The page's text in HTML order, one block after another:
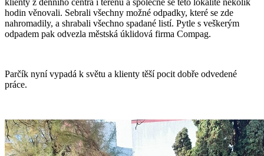
hodin věnovali. Sebrali všechny možné odpadky, které se zde
nahromadily, a shrabali všechno spadané listí. Pytle s veškerým
odpadem pak odvezla městská úklidová firma Compag.
Parčík nyní vypadá k světu a klienty těší pocit dobře odvedené
práce.